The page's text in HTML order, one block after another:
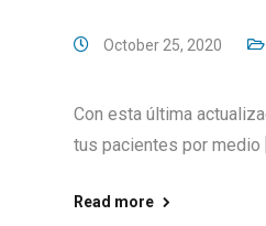
October 25, 2020
Con esta última
tus pacientes por medio
Read more